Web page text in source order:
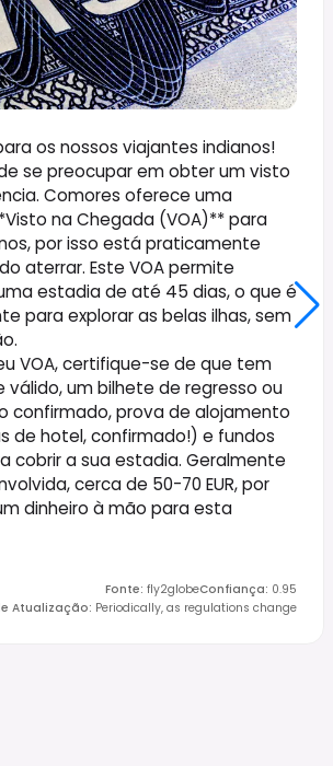
os nossos viajantes indianos!
se preocupar em obter um visto
Comores oferece uma
na Chegada (VOA)** para
por isso está praticamente
aterrar. Este VOA permite
estadia de até 45 dias, o que é
para explorar as belas ilhas, sem
VOA, certifique-se de que tem
válido, um bilhete de regresso ou
confirmado, prova de alojamento
de hotel, confirmado!) e fundos
cobrir a sua estadia. Geralmente
cerca de 50-70 EUR, por
dinheiro à mão para esta
Fonte: fly2globeConfiança: 0.95
Atualização: Periodically, as regulations change